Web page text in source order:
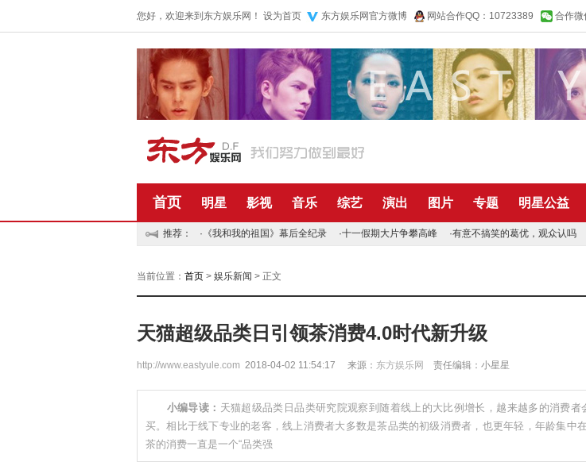
您好，欢迎来到东方娱乐网！ 设为首页 东方娱乐网官方微博 网站合作QQ：10723389 合作
首页 明星 影视 音乐 综艺 演出 图片 专题 明星公益
推荐： · 《我和我的祖国》幕后全纪录 ·十一假期大片争攀高峰 ·有意不搞笑的葛优，观众认吗
当前位置： 首页 > 娱乐新闻 > 正文
天猫超级品类日引领茶消费4.0时代新升级
http://www.eastyule.com 2018-04-02 11:54:17 来源： 东方娱乐网 责任编辑：小星星
小编导读： 天猫超级品类日品类研究院观察到随着线上的大比例增长，越来越多的消费者
买。相比于线下专业的老客，线上消费者大多数是茶品类的初级消费者，也更年轻，年龄集中在
茶的消费一直是一个“品类强